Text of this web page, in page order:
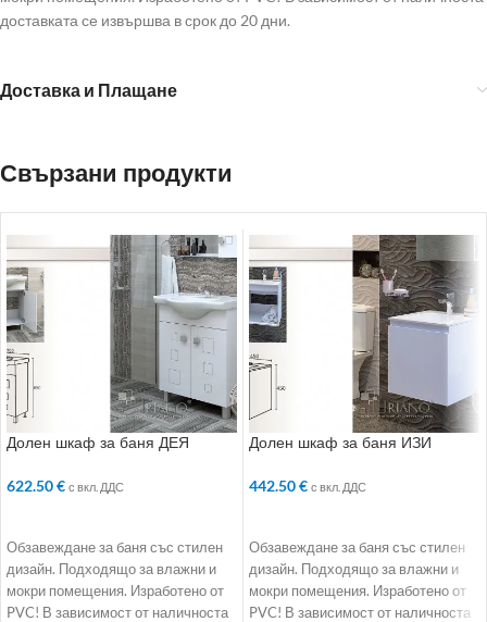
доставката се извършва в срок до 20 дни.
Доставка и Плащане
Свързани продукти
Долен шкаф за баня ДЕЯ
622.50€ с вкл. ДДС
Обзавеждане за баня със стилен
дизайн. Подходящо за влажни и
мокри помещения. Изработено от
PVC! В зависимост от наличноста
Долен шкаф за баня ИЗИ
442.50€ с вкл. ДДС
Обзавеждане за баня със стилен
дизайн. Подходящо за влажни и
мокри помещения. Изработено от
PVC! В зависимост от наличноста